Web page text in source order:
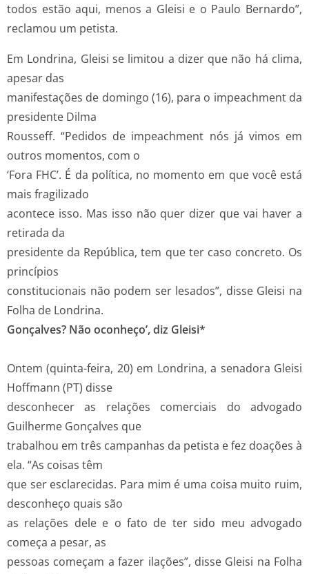
todos estão aqui, menos a Gleisi e o Paulo Bernardo”,
reclamou um petista.
Em Londrina, Gleisi se limitou a dizer que não há clima,
apesar das
manifestações de domingo (16), para o impeachment da
presidente Dilma
Rousseff. “Pedidos de impeachment nós já vimos em
outros momentos, com o
‘Fora FHC’. É da política, no momento em que você está
mais fragilizado
acontece isso. Mas isso não quer dizer que vai haver a
retirada da
presidente da República, tem que ter caso concreto. Os
princípios
constitucionais não podem ser lesados”, disse Gleisi na
Folha de Londrina.
Gonçalves? Não oconheço’, diz Gleisi*
Ontem (quinta-feira, 20) em Londrina, a senadora Gleisi
Hoffmann (PT) disse
desconhecer as relações comerciais do advogado
Guilherme Gonçalves que
trabalhou em três campanhas da petista e fez doações à
ela. “As coisas têm
que ser esclarecidas. Para mim é uma coisa muito ruim,
desconheço quais são
as relações dele e o fato de ter sido meu advogado
começa a pesar, as
pessoas começam a fazer ilações”, disse Gleisi na Folha